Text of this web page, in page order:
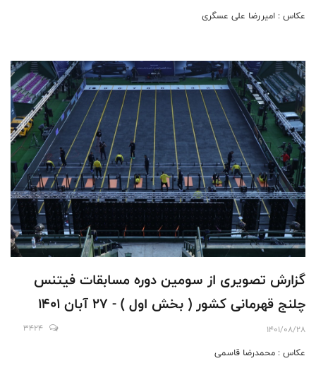
عکاس : امیررضا علی عسگری
گزارش تصویری از سومین دوره مسابقات فیتنس
چلنج قهرمانی کشور ( بخش اول ) - 27 آبان 1401
1401/08/28
3424
عکاس : محمدرضا قاسمی